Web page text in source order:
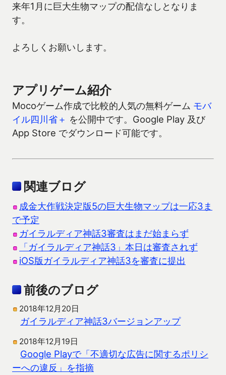
来年1月に巨大生物マップの配信なしとなりま
す。
よろしくお願いします。
アプリゲーム紹介
Mocoゲーム作成で比較的人気の無料ゲーム モバ
イル四川省＋ を公開中です。Google Play 及び
App Store でダウンロード可能です。
関連ブログ
成金大作戦決定版5の巨大生物マップは一応3ま
で予定
ガイラルディア神話3審査はまだ始まらず
「ガイラルディア神話3」本日は審査されず
iOS版ガイラルディア神話3を審査に提出
前後のブログ
2018年12月20日
ガイラルディア神話3バージョンアップ
2018年12月19日
Google Playで「不適切な広告に関するポリシ
ーへの違反」を指摘